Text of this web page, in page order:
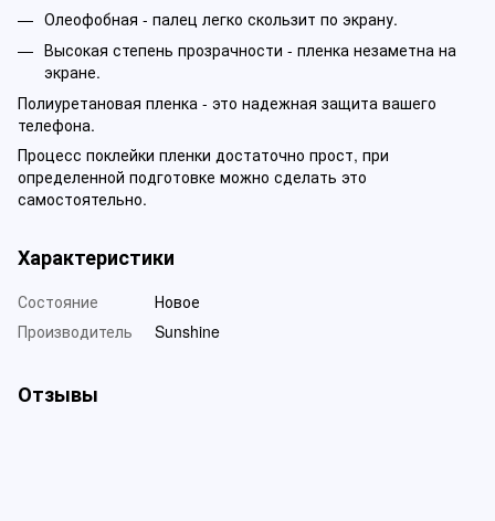
Олеофобная - палец легко скользит по экрану.
Высокая степень прозрачности - пленка незаметна на
экране.
Полиуретановая пленка - это надежная защита вашего
телефона.
Процесс поклейки пленки достаточно прост, при
определенной подготовке можно сделать это
самостоятельно.
Характеристики
Состояние
Новое
Производитель
Sunshine
Отзывы